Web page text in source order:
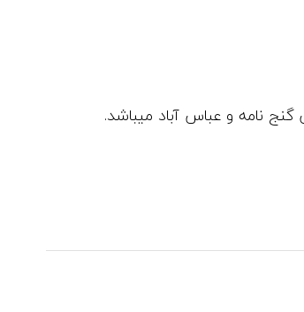
نامه و عباس آباد میباشد.